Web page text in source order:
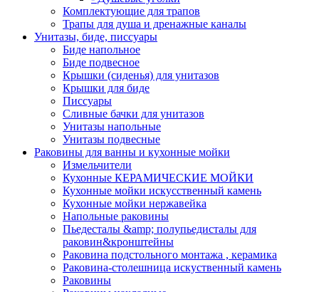
Комплектующие для трапов
Трапы для душа и дренажные каналы
Унитазы, биде, писсуары
Биде напольное
Биде подвесное
Крышки (сиденья) для унитазов
Крышки для биде
Писсуары
Сливные бачки для унитазов
Унитазы напольные
Унитазы подвесные
Раковины для ванны и кухонные мойки
Измельчители
Кухонные КЕРАМИЧЕСКИЕ МОЙКИ
Кухонные мойки искусственный камень
Кухонные мойки нержавейка
Напольные раковины
Пьедесталы &amp; полупьедисталы для
раковин&кронштейны
Раковина подстольного монтажа , керамика
Раковина-столешница искуственный камень
Раковины